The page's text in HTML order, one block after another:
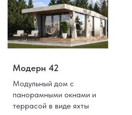
Модерн 42
Модульный дом с
панорамными окнами и
террасой в виде яхты